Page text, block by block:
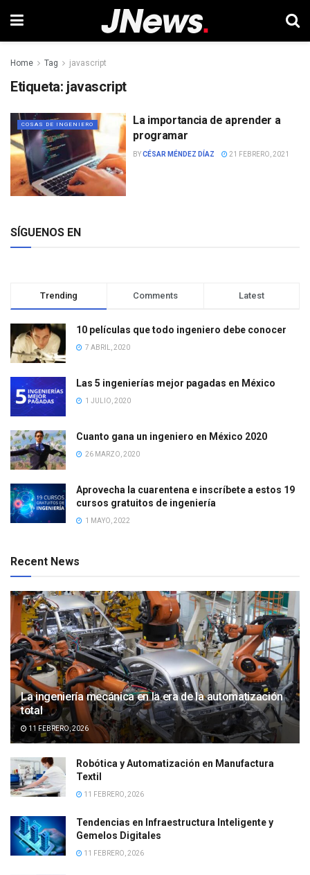
Home Tag javascript
Etiqueta: javascript
COSAS DE INGENIERO
La importancia de aprender a
programar
BYCÉSAR MÉNDEZ DÍAZ 21 FEBRERO, 2021
SÍGUENOS EN
Trending Comments Latest
10 películas que todo ingeniero debe conocer
7 ABRIL, 2020
Las 5 ingenierías mejor pagadas en México
1 JULIO, 2020
Cuanto gana un ingeniero en México 2020
26 MARZO, 2020
Aprovecha la cuarentena e inscríbete a estos 19
cursos gratuitos de ingeniería
1 MAYO, 2022
Recent News
La ingeniería mecánica en la era de la automatización
total
11 FEBRERO, 2026
Robótica y Automatización en Manufactura
Textil
11 FEBRERO, 2026
Tendencias en Infraestructura Inteligente y
Gemelos Digitales
11 FEBRERO, 2026